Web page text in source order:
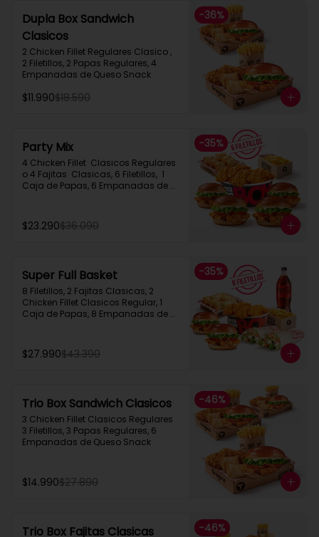
-36%
Dupla Box Sandwich
Clasicos
2 Chicken Fillet Regulares Clasico ,
2 Filetillos, 2 Papas Regulares, 4
Empanadas de Queso Snack
$11.990$18.590
-35%
Party Mix
4 Chicken Fillet  Clasicos Regulares
o 4 Fajitas  Clasicas, 6 Filetillos,  1
Caja de Papas, 6 Empanadas de
$23.290$36.090
-35%
Super Full Basket
8 Filetillos, 2 Fajitas Clasicas, 2
Chicken Fillet Clasicos Regular, 1
Caja de Papas, 8 Empanadas de
$27.990$43.390
-46%
Trio Box Sandwich Clasicos
3 Chicken Fillet Clasicos Regulares
3 Filetillos, 3 Papas Regulares, 6
Empanadas de Queso Snack
$14.990$27.890
-46%
Trio Box Fajitas Clasicas